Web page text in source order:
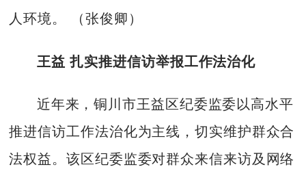
人环境。 （张俊卿）
王益 扎实推进信访举报工作法治化
近年来，铜川市王益区纪委监委以高水平
推进信访工作法治化为主线，切实维护群众合
法权益。该区纪委监委对群众来信来访及网络